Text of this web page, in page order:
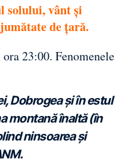
solului, vânt și
de țară.
23:00. Fenomenele
Dobrogea și în estul
montană înaltă (în
ninsoarea și